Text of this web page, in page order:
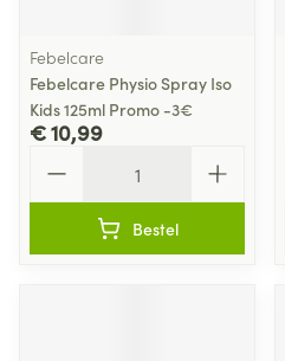
Febelcare
Febelcare Physio Spray Iso
Kids 125ml Promo -3€
€ 10,99
Bestel